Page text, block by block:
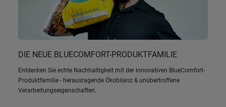
DIE NEUE BLUECOMFORT-PRODUKTFAMILIE
Entdecken Sie echte Nachhaltigkeit mit der innovativen BlueComfort-
Produktfamilie - herausragende Ökobilanz & unübertroffene
Verarbeitungseigenschaften.